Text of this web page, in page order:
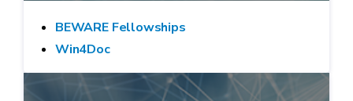
BEWARE Fellowships
Win4Doc